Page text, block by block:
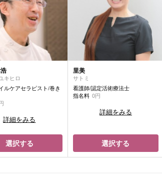
キヒロ
ルケアセラピスト/巻き
詳細をみる
選択する
里美
サトミ
看護師/認定活術療法士
指名料 0円
詳細をみる
選択する